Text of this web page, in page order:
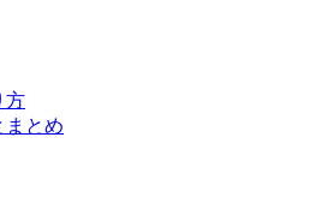
方
まとめ